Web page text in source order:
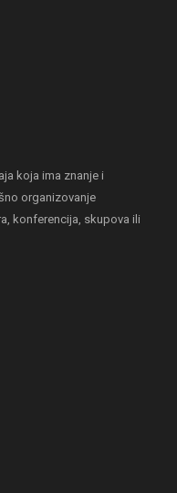
koja ima znanje i
organizovanje
konferencija, skupova ili